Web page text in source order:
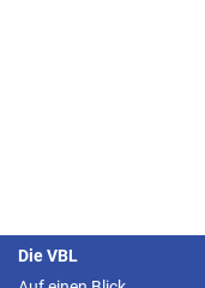
Die VBL